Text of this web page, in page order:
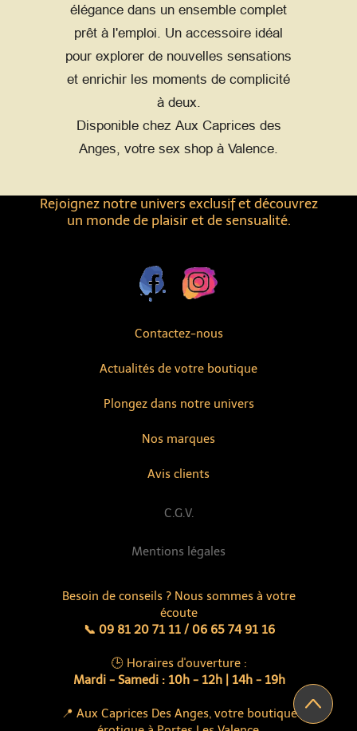
Contactez-nous
Actualités de votre boutique
Avis clients
Nos marques
Rejoignez notre univers exclusif et découvrez
un monde de plaisir et de sensualité.
Besoin de conseils ? Nous sommes à votre
écoute
📞 09 81 20 71 11 / 06 65 74 91 16
🕒 Horaires d'ouverture :
Mardi - Samedi : 10h - 12h | 14h - 19h
📍 Aux Caprices Des Anges, votre boutique
Plongez dans notre univers
Mentions légales
C.G.V.
élégance dans un ensemble complet
prêt à l'emploi. Un accessoire idéal
pour explorer de nouvelles sensations
et enrichir les moments de complicité
à deux.
Disponible chez Aux Caprices des
Anges, votre sex shop à Valence.